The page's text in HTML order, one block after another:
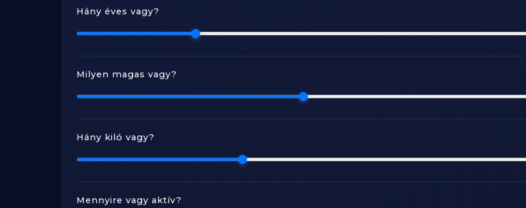
Hány éves vagy?
Milyen magas vagy?
Hány kiló vagy?
Mennyire vagy aktív?